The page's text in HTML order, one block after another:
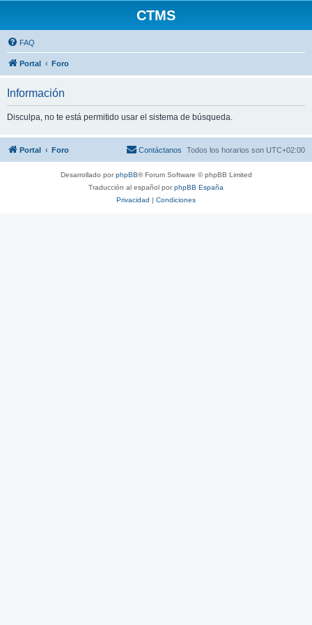
CTMS
FAQ
Portal Foro
Información
Disculpa, no te está permitido usar el sistema de búsqueda.
Portal Foro Todos los horarios son UTC+02:00
Contáctanos
Desarrollado porphpBB® Forum Software © phpBB Limited
Traducción al español porphpBB España
Privacidad | Condiciones